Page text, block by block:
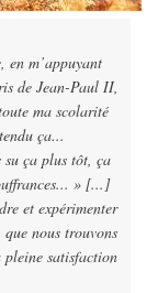
en m’appuyant
de Jean-Paul II,
ma scolarité
ça...
su ça plus tôt, ça
» [...]
et expérimenter
nous trouvons
satisfaction